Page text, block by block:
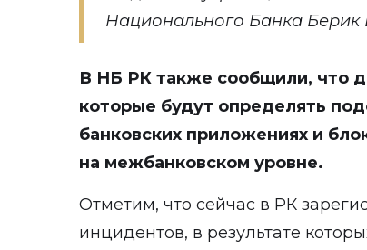
Национального Банка Берик
В НБ РК также сообщили, что
которые будут определять
банковских приложениях и
на межбанковском уровне.
Отметим, что сейчас в РК
инцидентов, в результате